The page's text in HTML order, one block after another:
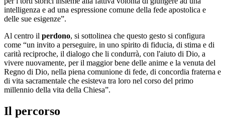
intelligenza e ad una espressione comune della fede apostolica e
delle sue esigenze”.
Al centro il perdono, si sottolinea che questo gesto si configura
come “un invito a perseguire, in uno spirito di fiducia, di stima e di
carità reciproche, il dialogo che li condurrà, con l'aiuto di Dio, a
vivere nuovamente, per il maggior bene delle anime e la venuta del
Regno di Dio, nella piena comunione di fede, di concordia fraterna e
di vita sacramentale che esisteva tra loro nel corso del primo
millennio della vita della Chiesa”.
Il percorso